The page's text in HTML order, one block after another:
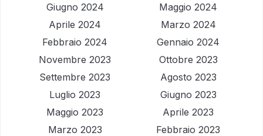
Giugno 2024
Maggio 2024
Aprile 2024
Marzo 2024
Febbraio 2024
Gennaio 2024
Novembre 2023
Ottobre 2023
Settembre 2023
Agosto 2023
Luglio 2023
Giugno 2023
Maggio 2023
Aprile 2023
Marzo 2023
Febbraio 2023